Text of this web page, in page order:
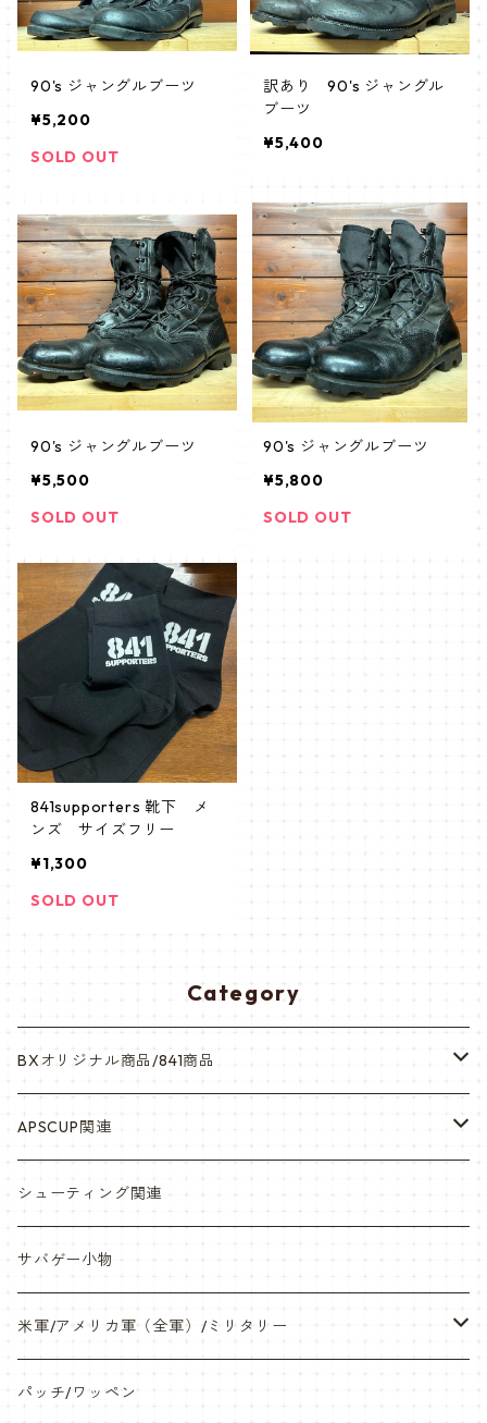
90's ジャングルブーツ
¥5,200
SOLD OUT
訳あり 90's ジャングル
ブーツ
¥5,400
90's ジャングルブーツ
¥5,500
SOLD OUT
90's ジャングルブーツ
¥5,800
SOLD OUT
841supporters 靴下 メ
ンズ サイズフリー
¥1,300
SOLD OUT
Category
BXオリジナル商品/841商品
シール・ステッカー（UV加工）
缶バッチ
帽子・Tシャツ・エプロン
ネックレス・アクセサリー・スマホケース
サンダル・Bag
APSCUP関連
岡崎APS部
本体・BB弾・小物類
シューティング関連
サバゲー小物
米軍/アメリカ軍（全軍）/ミリタリー
海兵隊/USMC
パッチ/ワッペン